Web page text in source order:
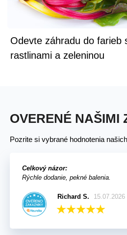
Odevte záhradu do farieb
rastlinami a zeleninou
OVERENÉ NAŠIMI
Pozrite si vybrané hodnotenia
Celkový názor:
Rýchle dodanie, pekné balenia.
Richard S. 15.07.2026